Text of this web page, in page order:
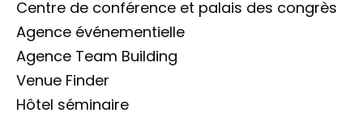
Centre de conférence et palais des congrès
Agence événementielle
Agence Team Building
Venue Finder
Hôtel séminaire